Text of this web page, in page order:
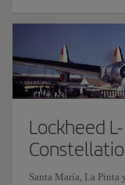
Lockheed
Santa María, La Pinta